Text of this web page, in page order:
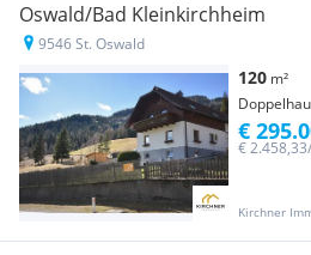
Oswald/Bad Kleinkirchheim
9546 St. Oswald
120 m²
Kirchner
€
€